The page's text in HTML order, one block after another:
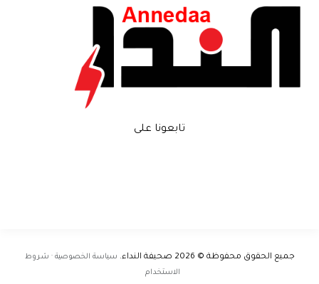
تابعونا على
جميع الحقوق محفوظة © 2026 صحيفة النداء. سياسة الخصوصية · شروط
الاستخدام